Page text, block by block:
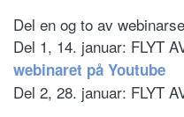
Del en og to av
Del 1, 14. januar: FLYT
webinaret på Youtube
Del 2, 28. januar: FLYT